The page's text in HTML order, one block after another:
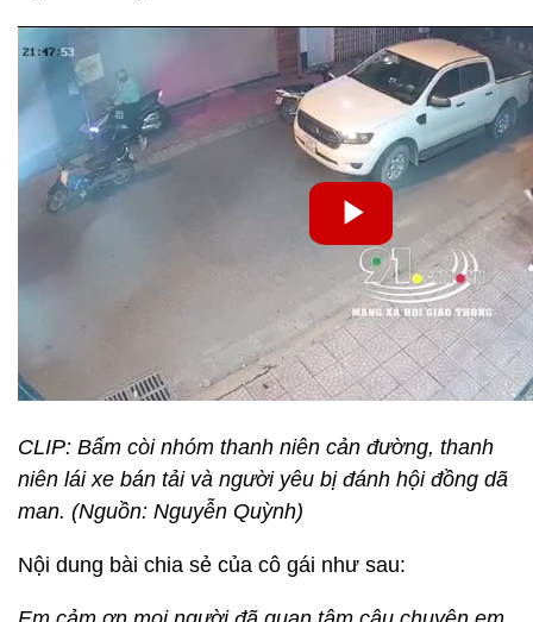
CLIP: Bấm còi nhóm thanh niên cản đường, thanh
niên lái xe bán tải và người yêu bị đánh hội đồng dã
man. (Nguồn: Nguyễn Quỳnh)
Nội dung bài chia sẻ của cô gái như sau: